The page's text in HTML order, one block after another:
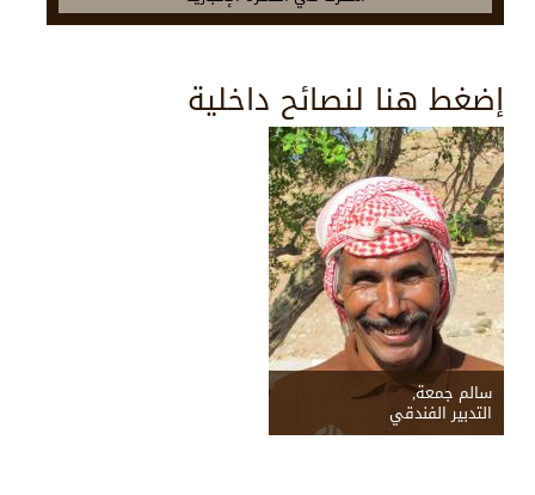
إضغط هنا لنصائح داخلية
سالم جمعة,
التدبير الفندقي